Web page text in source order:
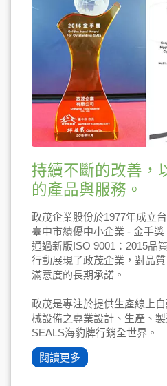
持續不斷的改善，
的產品與服務。
政茂企業股份於1977年成立
臺中市績優中小企業 - 金手獎
通過新版ISO 9001：2015品
行動展現了政茂企業，對品
滿意度的長期承諾。
政茂是專注於提供生產線上
械設備之專業設計、生產、
SEALS海豹牌行銷全世界。
閱讀更多